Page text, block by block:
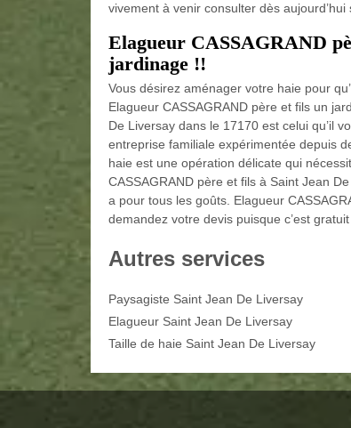
vivement à venir consulter dès
Elagueur CASSAGRAND
jardinage !!
Vous désirez aménager votre haie pour
Elagueur CASSAGRAND père et fils un
De Liversay dans le 17170 est celui qu’il
entreprise familiale expérimentée depuis
haie est une opération délicate qui
CASSAGRAND père et fils à Saint Jean
a pour tous les goûts. Elagueur
demandez votre devis puisque c’est gratuit
Autres services
Paysagiste Saint Jean De Liversay
Elagueur Saint Jean De Liversay
Taille de haie Saint Jean De Liversay